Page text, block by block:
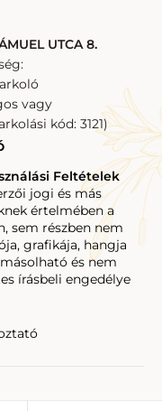
UTCA 8.
vagy
kód: 3121)
Feltételek
jogi és más
értelmében a
sem részben nem
grafikája, hangja
és nem
írásbeli engedélye